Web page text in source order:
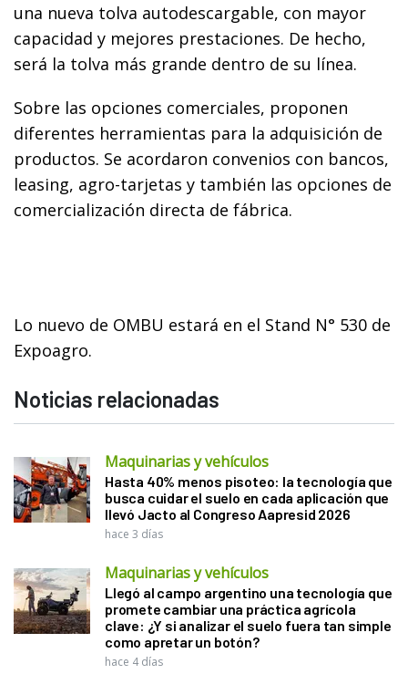
una nueva tolva autodescargable, con mayor
capacidad y mejores prestaciones. De hecho,
será la tolva más grande dentro de su línea.
Sobre las opciones comerciales, proponen
diferentes herramientas para la adquisición de
productos. Se acordaron convenios con bancos,
leasing, agro-tarjetas y también las opciones de
comercialización directa de fábrica.
Lo nuevo de OMBU estará en el Stand N° 530 de
Expoagro.
Noticias relacionadas
Maquinarias y vehículos
Hasta 40% menos pisoteo: la tecnología que
busca cuidar el suelo en cada aplicación que
llevó Jacto al Congreso Aapresid 2026
hace 3 días
Maquinarias y vehículos
Llegó al campo argentino una tecnología que
promete cambiar una práctica agrícola
clave: ¿Y si analizar el suelo fuera tan simple
como apretar un botón?
hace 4 días